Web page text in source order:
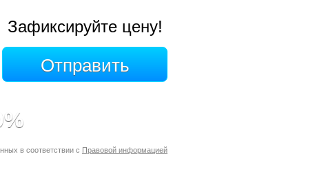
Зафиксируйте цену!
в соответствии с Правовой информацией